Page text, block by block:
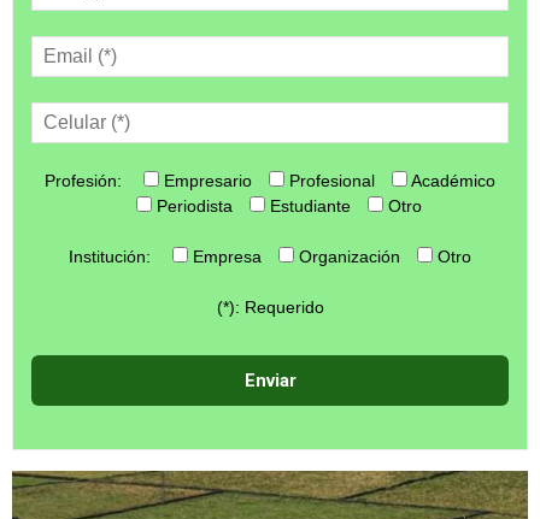
Profesión: Empresario Profesional
Académico
Periodista
Estudiante Otro
Institución: Empresa Organización Otro
(*): Requerido